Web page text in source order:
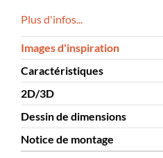
Plus d'infos...
Images d'inspiration
Caractéristiques
Largeur
Profondeur
505 mm
Hauteur
1120 mm
2D/3D
2D/3D
Dessin de dimensions
Dessin de dimensions
Notice de montage